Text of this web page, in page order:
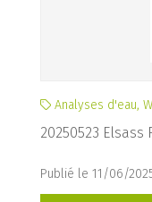
Analyses d'eau,
20250523
Publié le 11/06/